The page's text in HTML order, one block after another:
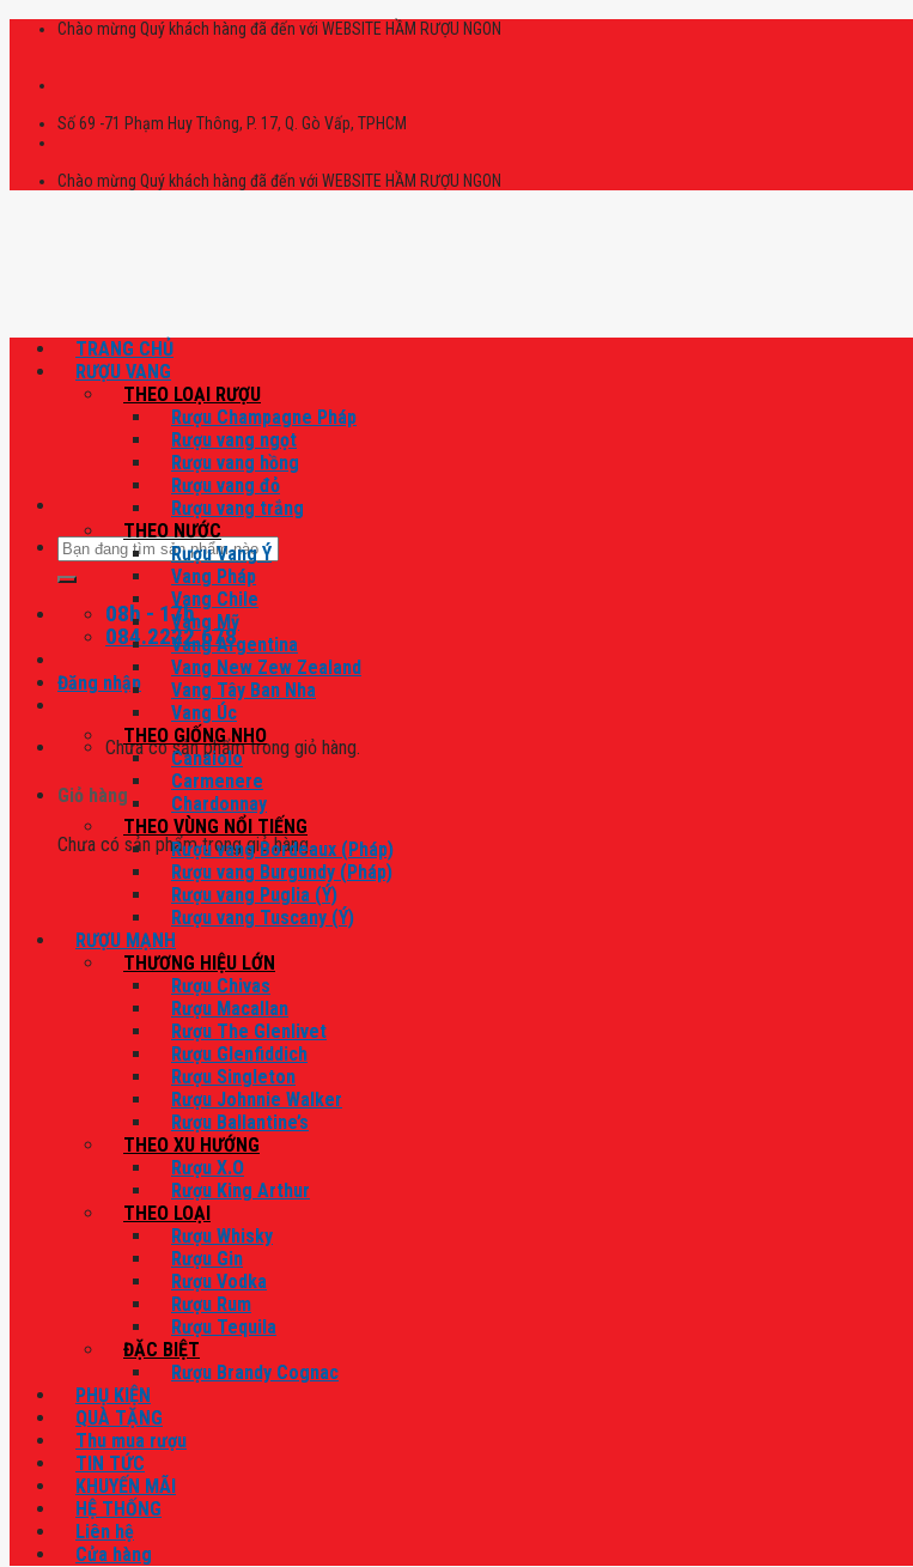
Skip
Chào mừng Quý khách hàng đã đến với WEBSITE HẦM RƯỢU NGON
Số 69 -71 Phạm Huy Thông, P. 17, Q. Gò Vấp, TPHCM
Chào mừng Quý khách hàng đã đến với WEBSITE HẦM RƯỢU NGON
Tìm
kiếm:
08h - 17h
084.2222.678
Đăng nhập
Chưa có sản phẩm trong giỏ hàng.
Giỏ hàng
Chưa có sản phẩm trong giỏ hàng.
TRANG CHỦ
RƯỢU VANG
THEO LOẠI RƯỢU
Rượu Champagne Pháp
Rượu vang ngọt
Rượu vang hồng
Rượu vang đỏ
Rượu vang trắng
THEO NƯỚC
Rượu Vang Ý
Vang Pháp
Vang Chile
Vang Mỹ
Vang Argentina
Vang New Zew Zealand
Vang Tây Ban Nha
Vang Úc
THEO GIỐNG NHO
Canaiolo
Carmenere
Chardonnay
THEO VÙNG NỔI TIẾNG
Rượu vang Bordeaux (Pháp)
Rượu vang Burgundy (Pháp)
Rượu vang Puglia (Ý)
Rượu vang Tuscany (Ý)
RƯỢU MẠNH
THƯƠNG HIỆU LỚN
Rượu Chivas
Rượu Macallan
Rượu The Glenlivet
Rượu Glenfiddich
Rượu Singleton
Rượu Johnnie Walker
Rượu Ballantine’s
THEO XU HƯỚNG
Rượu X.O
Rượu King Arthur
THEO LOẠI
Rượu Whisky
Rượu Gin
Rượu Vodka
Rượu Rum
Rượu Tequila
ĐẶC BIỆT
Rượu Brandy Cognac
PHỤ KIỆN
QUÀ TẶNG
Thu mua rượu
TIN TỨC
KHUYẾN MÃI
HỆ THỐNG
Liên hệ
Cửa hàng